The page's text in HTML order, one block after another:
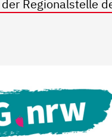
Regionalstelle